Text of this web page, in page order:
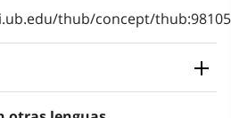
thub/concept/